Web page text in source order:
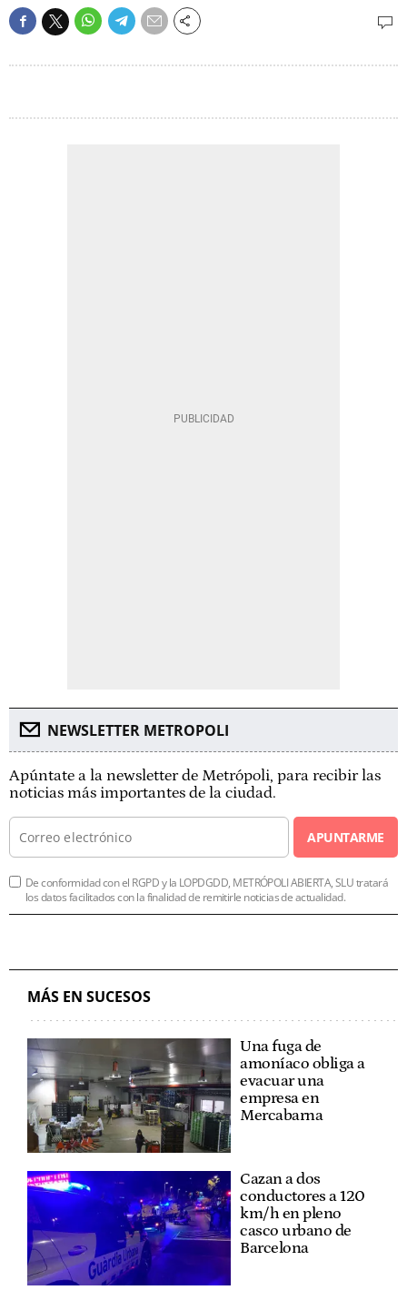
NEWSLETTER METROPOLI
Apúntate a la newsletter de Metrópoli, para recibir las
noticias más importantes de la ciudad.
APUNTARME
De conformidad con el RGPD y la LOPDGDD, METRÓPOLI ABIERTA, SLU tratará
los datos facilitados con la finalidad de remitirle noticias de actualidad.
MÁS EN SUCESOS
Una fuga de
amoníaco obliga a
evacuar una
empresa en
Mercabarna
Cazan a dos
conductores a 120
km/h en pleno
casco urbano de
Barcelona